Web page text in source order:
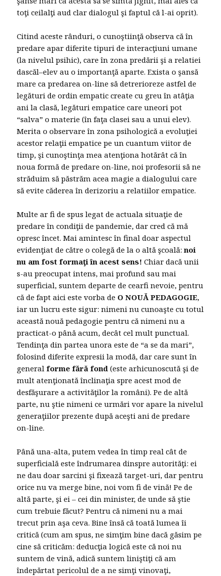
toţi ceilalţi aud clar dialogul şi faptul că l-ai oprit).
Citind aceste rânduri, o cunoştiinţă observa că în
predare apar diferite tipuri de interacţiuni umane
(la nivelul psihic), care în zona predării şi a relatiei
dascăl–elev au o importanţă aparte. Exista o şansă
mare ca predarea on-line să detrerioreze astfel de
legături de ordin empatic create cu greu în atâţia
ani la clasă, legături empatice care uneori pot
“salva” o materie (în faţa clasei sau a unui elev).
Merita o observare în zona psihologică a evoluţiei
acestor relaţii empatice pe un cuantum viitor de
timp, şi cunoştinţa mea atenţiona hotărât că în
noua formă de predare on-line, noi profesorii să ne
străduim să păstrăm acea magie a dialogului care
să evite căderea în derizoriu a relatiilor empatice.
Multe ar fi de spus legat de actuala situaţie de
predare în condiţii de pandemie, dar cred că mă
opresc încet. Mai amintesc în final doar aspectul
evidenţiat de către o colegă de la o altă şcoală:noi
nu am fost formaţi în acest sens! Chiar dacă unii
s-au preocupat intens, mai profund sau mai
superficial, suntem departe de cearfi nevoie, pentru
că de fapt aici este vorba de O NOUĂ PEDAGOGIE,
iar un lucru este sigur: nimeni nu cunoaşte cu totul
această nouă pedagogie pentru că nimeni nu a
practicat-o până acum, decât cel mult punctual.
Tendinţa din partea unora este de “a se da mari”,
folosind diferite expresii la modă, dar care sunt în
generalforme fără fond (este arhicunoscută şi de
mult atenţionată înclinaţia spre acest mod de
desfăşurare a activităţilor la români). Pe de altă
parte, nu ştie nimeni ce urmări vor apare la nivelul
generaţiilor prezente după aceşti ani de predare
on-line.
Până una-alta, putem vedea în timp real cât de
superficială este îndrumarea dinspre autorităţi: ei
ne dau doar sarcini şi fixează target-uri, dar pentru
orice nu va merge bine, noi vom fi de vină! Pe de
altă parte, şi ei – cei din minister, de unde să ştie
cum trebuie făcut? Pentru că nimeni nu a mai
trecut prin aşa ceva. Bine însă că toată lumea îi
critică (cum am spus, ne simţim bine dacă găsim pe
cine să criticăm: deducţia logică este că noi nu
suntem de vină, adică suntem liniştiţi că am
îndepărtat pericolul de a ne simţi vinovaţi,